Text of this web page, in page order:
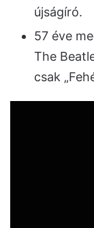
újságíró.
57 éve
The
csak